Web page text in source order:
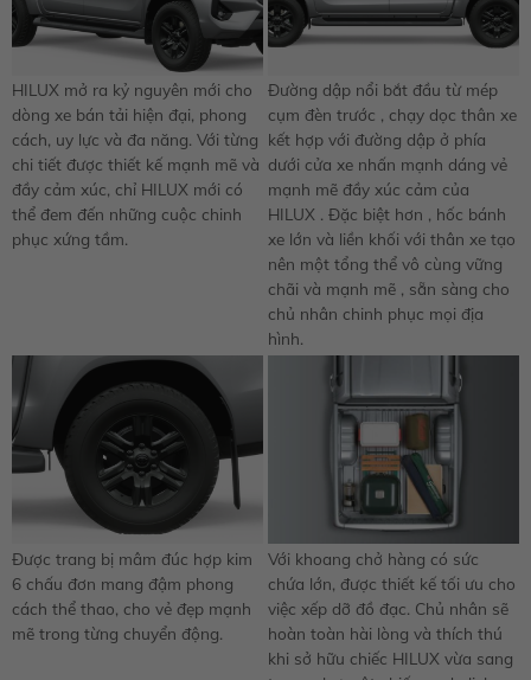
HILUX mở ra kỷ nguyên mới cho
dòng xe bán tải hiện đại, phong
cách, uy lực và đa năng. Với từng
chi tiết được thiết kế mạnh mẽ và
đầy cảm xúc, chỉ HILUX mới có
thể đem đến những cuộc chinh
phục xứng tầm.
Đường dập nổi bắt đầu từ mép
cụm đèn trước , chạy dọc thân xe
kết hợp với đường dập ở phía
dưới cửa xe nhấn mạnh dáng vẻ
mạnh mẽ đầy xúc cảm của
HILUX . Đặc biệt hơn , hốc bánh
xe lớn và liền khối với thân xe tạo
nên một tổng thể vô cùng vững
chãi và mạnh mẽ , sẵn sàng cho
chủ nhân chinh phục mọi địa
hình.
Được trang bị mâm đúc hợp kim
6 chấu đơn mang đậm phong
cách thể thao, cho vẻ đẹp mạnh
mẽ trong từng chuyển động.
Với khoang chở hàng có sức
chứa lớn, được thiết kế tối ưu cho
việc xếp dỡ đồ đạc. Chủ nhân sẽ
hoàn toàn hài lòng và thích thú
khi sở hữu chiếc HILUX vừa sang